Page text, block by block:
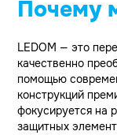
Почему
LEDOM — это
качественно
помощью
конструкций
фокусируется на
защитных